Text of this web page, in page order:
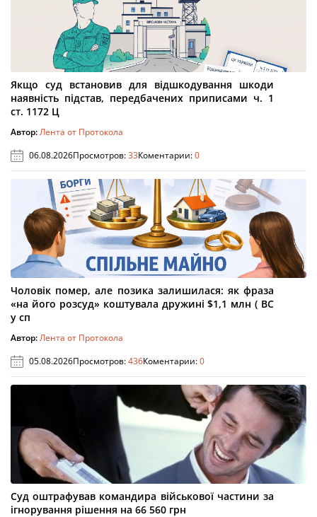
Якщо суд встановив для відшкодування шкоди
наявність підстав, передбачених приписами ч. 1
ст. 1172 Ц
Автор:Лента от Протокола
06.08.2026Просмотров:33Коментарии:0
Чоловік помер, але позика залишилася: як фраза
«на його розсуд» коштувала дружині $1,1 млн ( ВС
у сп
Автор:Лента от Протокола
05.08.2026Просмотров:436Коментарии:0
Суд оштрафував командира військової частини за
ігнорування рішення на 66 560 грн